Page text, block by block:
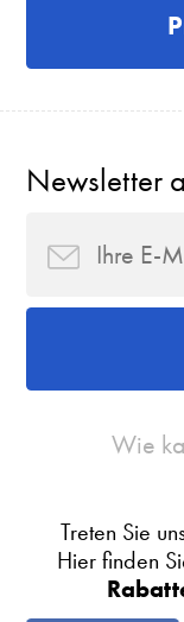
Newsletter
Wie
Treten Sie
Hier finden